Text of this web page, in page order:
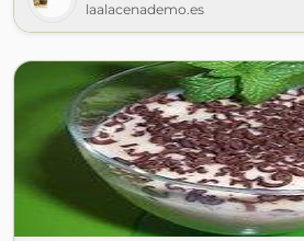
laalacenademo.es